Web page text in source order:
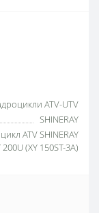
ATV-UTV
SHINERAY
ATV SHINERAY
200U (XY 150ST-3A)